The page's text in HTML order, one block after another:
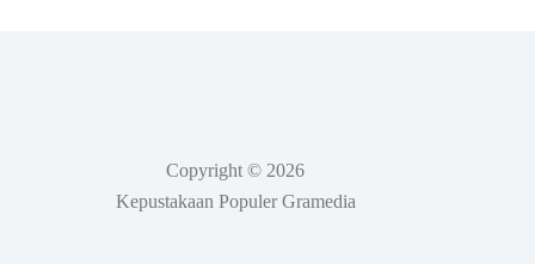
Copyright © 2026
Kepustakaan Populer Gramedia